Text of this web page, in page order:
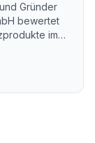
Gründer
bewertet
im
und im